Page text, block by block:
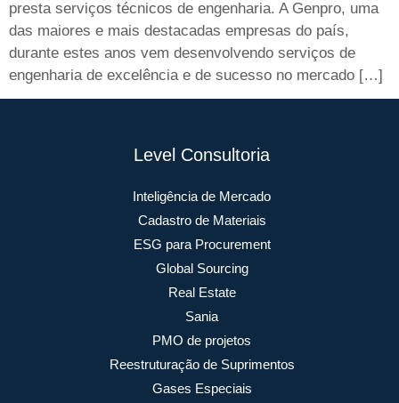
presta serviços técnicos de engenharia. A Genpro, uma
das maiores e mais destacadas empresas do país,
durante estes anos vem desenvolvendo serviços de
engenharia de excelência e de sucesso no mercado […]
Level Consultoria
Inteligência de Mercado
Cadastro de Materiais
ESG para Procurement
Global Sourcing
Real Estate
Sania
PMO de projetos
Reestruturação de Suprimentos
Gases Especiais